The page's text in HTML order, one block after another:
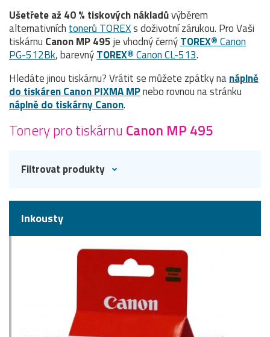
Ušetřete až 40 % tiskových nákladůvýběrem
alternativních tonerů TOREXs doživotní zárukou. Pro Vaši
tiskárnu Canon MP 495je vhodný černýTOREX®Canon
PG-512Bk, barevnýTOREX®Canon CL-513.
Hledáte jinou tiskárnu? Vrátit se můžete zpátky nanáplně
do tiskáren Canon PIXMA MPnebo rovnou na stránku
náplně do tiskárny Canon.
Tonery pro tiskárnu Canon MP 495
Filtrovat produkty
Inkousty